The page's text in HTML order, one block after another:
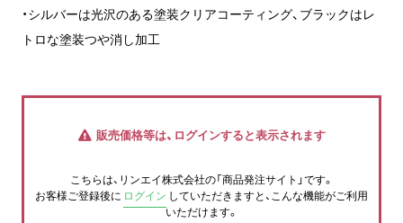
・シルバーは光沢のある塗装クリアコーティング、ブラックはレ
トロな塗装つや消し加工
販売価格等は、ログインすると表示されます
こちらは、リンエイ株式会社の「商品発注サイト」です。
お客様ご登録後に ログイン していただきますと、こんな機能がご利用
いただけます。